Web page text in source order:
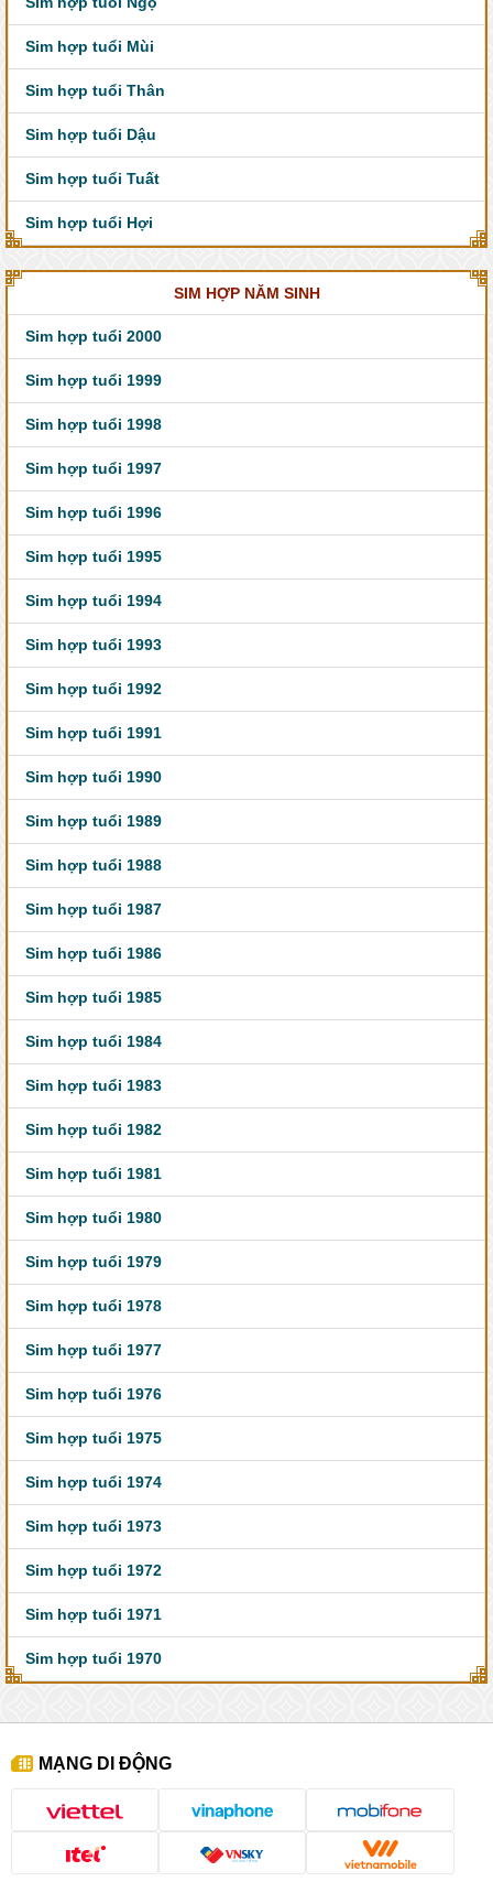
Sim hợp tuổi Mùi
Sim hợp tuổi Thân
Sim hợp tuổi Dậu
Sim hợp tuổi Tuất
Sim hợp tuổi Hợi
SIM HỢP NĂM SINH
Sim hợp tuổi 2000
Sim hợp tuổi 1999
Sim hợp tuổi 1998
Sim hợp tuổi 1997
Sim hợp tuổi 1996
Sim hợp tuổi 1995
Sim hợp tuổi 1994
Sim hợp tuổi 1993
Sim hợp tuổi 1992
Sim hợp tuổi 1991
Sim hợp tuổi 1990
Sim hợp tuổi 1989
Sim hợp tuổi 1988
Sim hợp tuổi 1987
Sim hợp tuổi 1986
Sim hợp tuổi 1985
Sim hợp tuổi 1984
Sim hợp tuổi 1983
Sim hợp tuổi 1982
Sim hợp tuổi 1981
Sim hợp tuổi 1980
Sim hợp tuổi 1979
Sim hợp tuổi 1978
Sim hợp tuổi 1977
Sim hợp tuổi 1976
Sim hợp tuổi 1975
Sim hợp tuổi 1974
Sim hợp tuổi 1973
Sim hợp tuổi 1972
Sim hợp tuổi 1971
Sim hợp tuổi 1970
MẠNG DI ĐỘNG